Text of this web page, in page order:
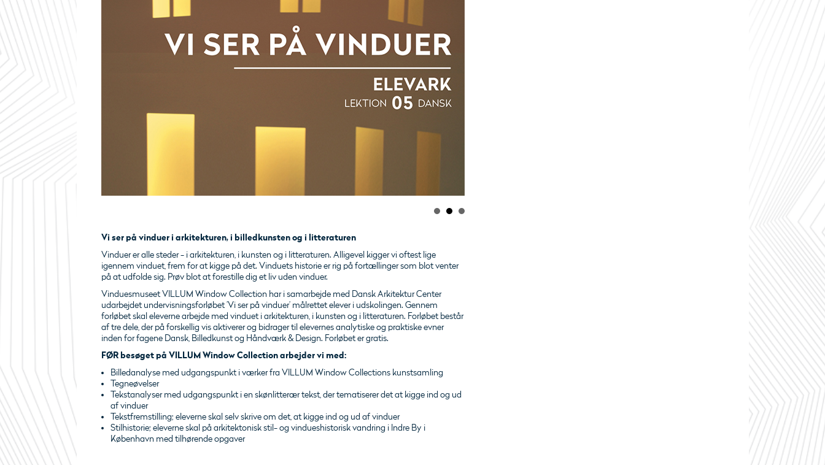
Vi ser på vinduer i arkitekturen, i billedkunsten og i litteraturen
Vinduer er alle steder - i arkitekturen, i kunsten og i litteraturen. Alligevel kigger vi oftest lige
igennem vinduet, frem for at kigge på det. Vinduets historie er rig på fortællinger som blot venter
på at udfolde sig. Prøv blot at forestille dig et liv uden vinduer.
Vinduesmuseet VILLUM Window Collection har i samarbejde med Dansk Arkitektur Center
udarbejdet undervisningsforløbet ’Vi ser på vinduer’ målrettet elever i udskolingen. Gennem
forløbet skal eleverne arbejde med vinduet i arkitekturen, i kunsten og i litteraturen. Forløbet består
af tre dele, der på forskellig vis aktiverer og bidrager til elevernes analytiske og praktiske evner
inden for fagene Dansk, Billedkunst og Håndværk & Design. Forløbet er gratis.
FØR besøget på VILLUM Window Collection arbejder vi med:
Billedanalyse med udgangspunkt i værker fra VILLUM Window Collections kunstsamling
Tegneøvelser
Tekstanalyser med udgangspunkt i en skønlitterær tekst, der tematiserer det at kigge ind og ud
af vinduer
Tekstfremstilling; eleverne skal selv skrive om det, at kigge ind og ud af vinduer
Stilhistorie; eleverne skal på arkitektonisk stil- og vindueshistorisk vandring i Indre By i
København med tilhørende opgaver